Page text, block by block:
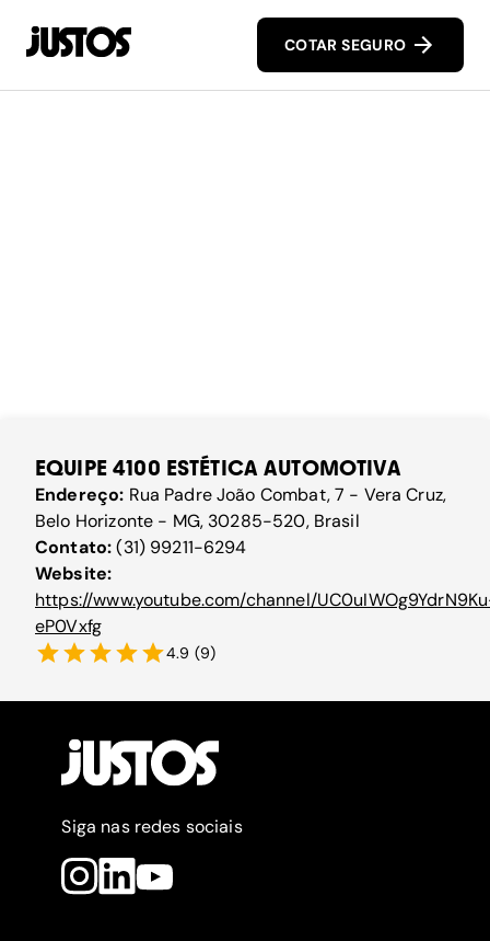
COTAR SEGURO
EQUIPE 4100 ESTÉTICA AUTOMOTIVA
Endereço: Rua Padre João Combat, 7 - Vera Cruz,
Belo Horizonte - MG, 30285-520, Brasil
Contato:(31) 99211-6294
Website:
https://www.youtube.com/channel/
eP0Vxfg
4.9 (9)
Siga nas redes sociais